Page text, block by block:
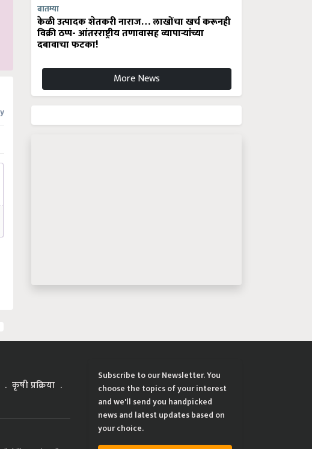
बातम्या
केळी उत्पादक शेतकरी नाराज… लाखोंचा खर्च करूनही
विक्री ठप्प- आंतरराष्ट्रीय तणावासह व्यापाऱ्यांच्या
दबावाचा फटका!
More News
कृषी प्रक्रिया
Chili Farming
Subscribe to our Newsletter. You
choose the topics of your interest
and we'll send you handpicked
news and latest updates based on
your choice.